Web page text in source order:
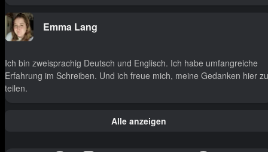
Emma Lang
Ich bin zweisprachig Deutsch und Englisch. Ich habe umfangreiche
Erfahrung im Schreiben. Und ich freue mich, meine Gedanken hier zu
teilen.
Alle anzeigen